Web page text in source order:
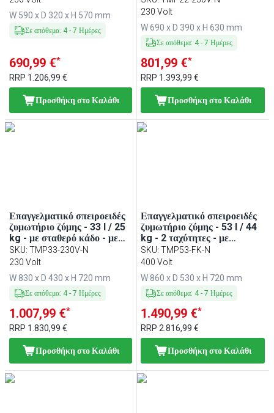
W 590 x D 320 x H 570 mm
Σε απόθεμα: 4- 7 Ημέρες
690,99 €*
RRP 1.206,99 €
Προσθήκη στο Καλάθι
230 V
230 Volt
W 690 x D 390 x H 630 mm
Σε απόθεμα: 4-7 Ημέρες
801,99 €*
RRP 1.393,99 €
Προσθήκη στο Καλάθι
Επαγγελματικό σπειροειδές
ζυμωτήριο ζύμης - 33 l / 25
kg - με σταθερό κάδο - με
χρονοδιακόπτη - 230 V
SKU: TMP33-230V-N
230 Volt
W 830 x D 430 x H 720 mm
Σε απόθεμα: 4- 7 Ημέρες
1.007,99 €*
RRP 1.830,99 €
Προσθήκη στο Καλάθι
Επαγγελματικό σπειροειδές
ζυμωτήριο ζύμης - 53 l / 44
kg - 2 ταχύτητες - με
σταθερό κάδο - με
χρονοδιακόπτη - 400 V
SKU:TMP53-FK-N
400 Volt
W 860 x D 530 x H 720 mm
Σε απόθεμα: 4-7 Ημέρες
1.490,99 €*
RRP2.816,99 €
Προσθήκη στο Καλάθι